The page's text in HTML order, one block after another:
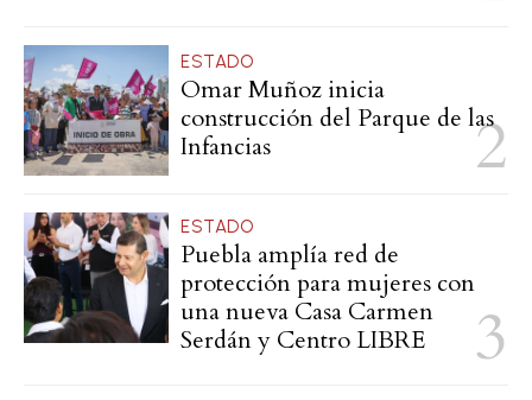
ESTADO
Omar Muñoz inicia
construcción del Parque de las
Infancias
ESTADO
Puebla amplía red de
protección para mujeres con
una nueva Casa Carmen
Serdán y Centro LIBRE